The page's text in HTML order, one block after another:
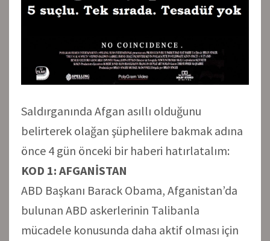
Saldırganında Afgan asıllı olduğunu
belirterek olağan şüphelilere bakmak adına
önce 4 gün önceki bir haberi hatırlatalım:
KOD 1: AFGANİSTAN
ABD Başkanı Barack Obama, Afganistan’da
bulunan ABD askerlerinin Talibanla
mücadele konusunda daha aktif olması için